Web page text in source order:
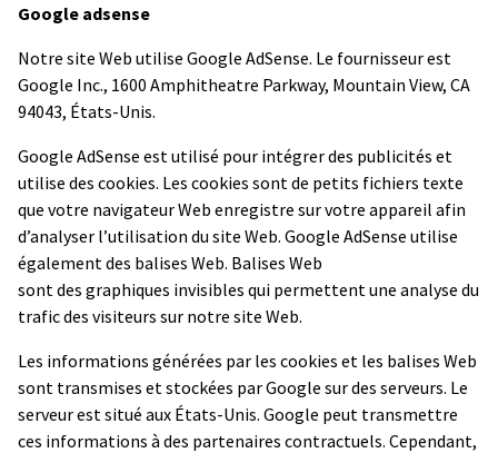
Google adsense
Notre site Web utilise Google AdSense. Le fournisseur est
Google Inc., 1600 Amphitheatre Parkway, Mountain View, CA
94043, États-Unis.
Google AdSense est utilisé pour intégrer des publicités et
utilise des cookies. Les cookies sont de petits fichiers texte
que votre navigateur Web enregistre sur votre appareil afin
d’analyser l’utilisation du site Web. Google AdSense utilise
également des balises Web. Balises Web
sont des graphiques invisibles qui permettent une analyse du
trafic des visiteurs sur notre site Web.
Les informations générées par les cookies et les balises Web
sont transmises et stockées par Google sur des serveurs. Le
serveur est situé aux États-Unis. Google peut transmettre
ces informations à des partenaires contractuels. Cependant,